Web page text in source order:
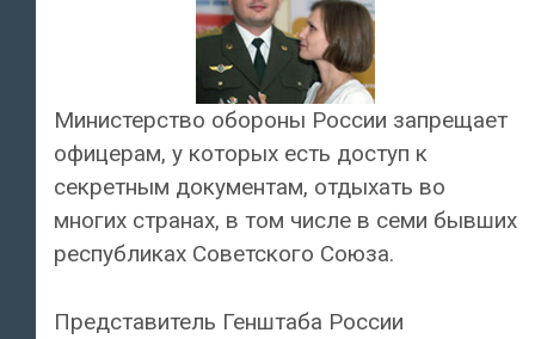
Министерство обороны России запрещает
офицерам, у которых есть доступ к
секретным документам, отдыхать во
многих странах, в том числе в семи бывших
республиках Советского Союза.
Представитель Генштаба России